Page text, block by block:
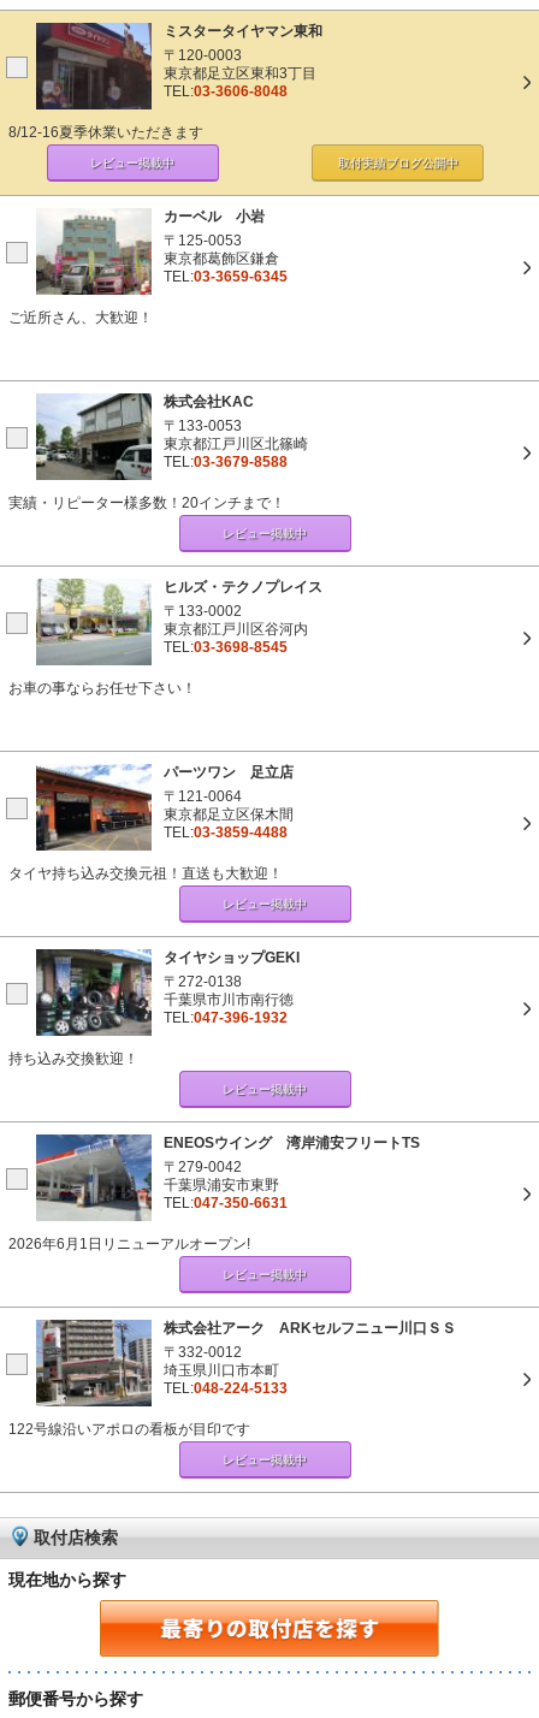
ミスタータイヤマン東和
〒120-0003
東京都足立区東和3丁目
TEL:03-3606-8048
8/12-16夏季休業いただきます
レビュー掲載中 取付実績ブログ公開中
カーベル 小岩
〒125-0053
東京都葛飾区鎌倉
TEL:03-3659-6345
ご近所さん、大歓迎！
株式会社KAC
〒133-0053
東京都江戸川区北篠崎
TEL:03-3679-8588
実績・リピーター様多数！20インチまで！
レビュー掲載中
ヒルズ・テクノプレイス
〒133-0002
東京都江戸川区谷河内
TEL:03-3698-8545
お車の事ならお任せ下さい！
パーツワン 足立店
〒121-0064
東京都足立区保木間
TEL:03-3859-4488
タイヤ持ち込み交換元祖！直送も大歓迎！
レビュー掲載中
タイヤショップGEKI
〒272-0138
千葉県市川市南行徳
TEL:047-396-1932
持ち込み交換歓迎！
レビュー掲載中
ENEOSウイング 湾岸浦安フリートTS
〒279-0042
千葉県浦安市東野
TEL:047-350-6631
2026年6月1日リニューアルオープン!
レビュー掲載中
株式会社アーク ARKセルフニュー川口ＳＳ
〒332-0012
埼玉県川口市本町
TEL:048-224-5133
122号線沿いアポロの看板が目印です
レビュー掲載中
取付店検索
現在地から探す
郵便番号から探す